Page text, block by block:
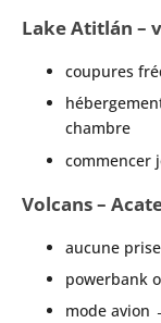
Lake Atitlán –
coupures
chambre
commencer
Volcans –
aucune
powerbank
mode avion